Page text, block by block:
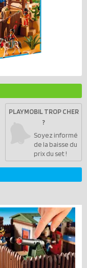
PLAYMOBIL TROP CHER
?
Soyez informé
de la baisse du
prix du set !